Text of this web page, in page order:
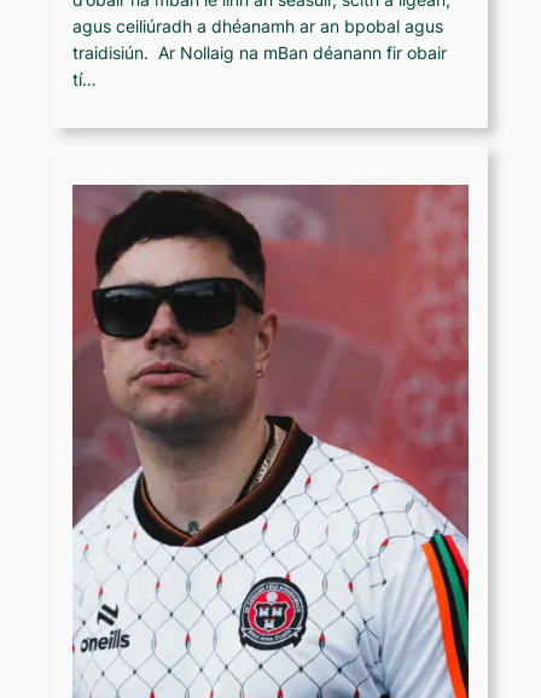
agus ceiliúradh a dhéanamh ar an bpobal agus
traidisiún. Ar Nollaig na mBan déanann fir obair
tí…